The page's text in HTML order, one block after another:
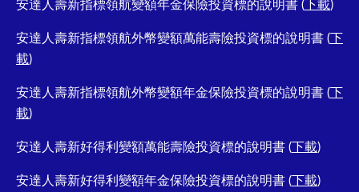
安達人壽新指標領航變額年金保險投資標的說明書 ( 下載)
安達人壽新指標領航外幣變額萬能壽險投資標的說明書 ( 下
載)
安達人壽新指標領航外幣變額年金保險投資標的說明書 ( 下
載)
安達人壽新好得利變額萬能壽險投資標的說明書 ( 下載)
安達人壽新好得利變額年金保險投資標的說明書 ( 下載)